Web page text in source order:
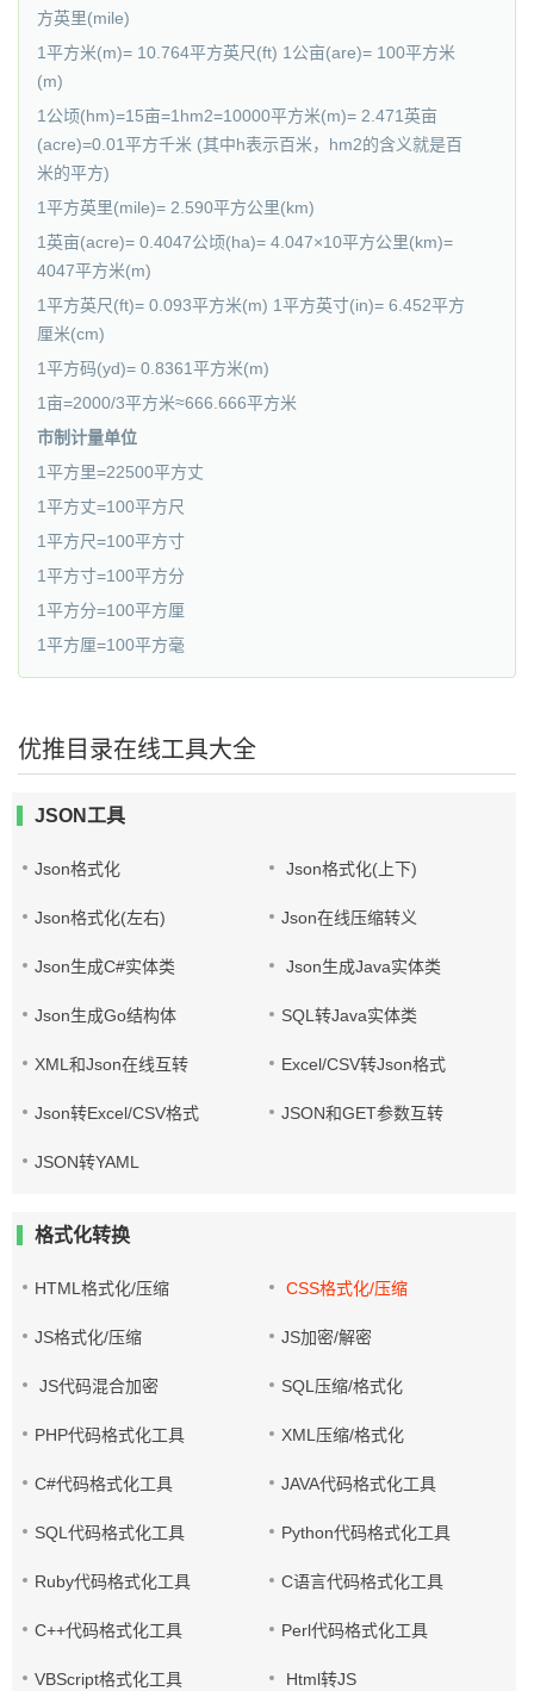
方英里(mile)
1平方米(m)= 10.764平方英尺(ft) 1公亩(are)= 100平方米
(m)
1公顷(hm)=15亩=1hm2=10000平方米(m)= 2.471英亩
(acre)=0.01平方千米 (其中h表示百米，hm2的含义就是百
米的平方)
1平方英里(mile)= 2.590平方公里(km)
1英亩(acre)= 0.4047公顷(ha)= 4.047×10平方公里(km)=
4047平方米(m)
1平方英尺(ft)= 0.093平方米(m) 1平方英寸(in)= 6.452平方
厘米(cm)
1平方码(yd)= 0.8361平方米(m)
1亩=2000/3平方米≈666.666平方米
市制计量单位
1平方里=22500平方丈
1平方丈=100平方尺
1平方尺=100平方寸
1平方寸=100平方分
1平方分=100平方厘
1平方厘=100平方毫
优推目录在线工具大全
JSON工具
Json格式化 Json格式化(上下)
Json格式化(左右) Json在线压缩转义
Json生成C#实体类 Json生成Java实体类
Json生成Go结构体 SQL转Java实体类
XML和Json在线互转 Excel/CSV转Json格式
Json转Excel/CSV格式 JSON和GET参数互转
JSON转YAML
格式化转换
HTML格式化/压缩 CSS格式化/压缩
JS格式化/压缩 JS加密/解密
JS代码混合加密 SQL压缩/格式化
PHP代码格式化工具 XML压缩/格式化
C#代码格式化工具 JAVA代码格式化工具
SQL代码格式化工具 Python代码格式化工具
Ruby代码格式化工具 C语言代码格式化工具
C++代码格式化工具 Perl代码格式化工具
VBScript格式化工具 Html转JS